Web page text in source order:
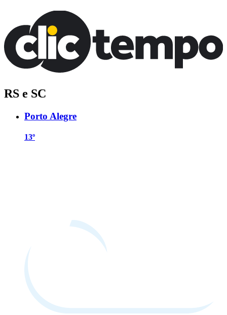
RS e SC
Porto Alegre
13º